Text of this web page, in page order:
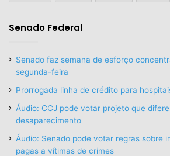
Senado Federal
Senado faz semana de esforço
segunda-feira
Prorrogada linha de crédito para
Áudio: CCJ pode votar projeto que
desaparecimento
Áudio: Senado pode votar regras sobre
pagas a vítimas de crimes